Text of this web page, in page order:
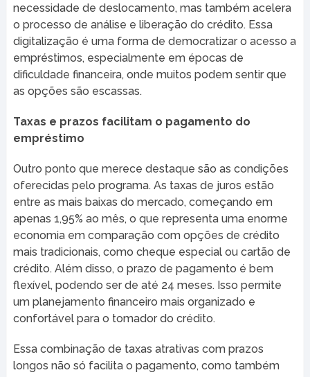
necessidade de deslocamento, mas também acelera
o processo de análise e liberação do crédito. Essa
digitalização é uma forma de democratizar o acesso a
empréstimos, especialmente em épocas de
dificuldade financeira, onde muitos podem sentir que
as opções são escassas.
Taxas e prazos facilitam o pagamento do
empréstimo
Outro ponto que merece destaque são as condições
oferecidas pelo programa. As taxas de juros estão
entre as mais baixas do mercado, começando em
apenas 1,95% ao mês, o que representa uma enorme
economia em comparação com opções de crédito
mais tradicionais, como cheque especial ou cartão de
crédito. Além disso, o prazo de pagamento é bem
flexível, podendo ser de até 24 meses. Isso permite
um planejamento financeiro mais organizado e
confortável para o tomador do crédito.
Essa combinação de taxas atrativas com prazos
longos não só facilita o pagamento, como também